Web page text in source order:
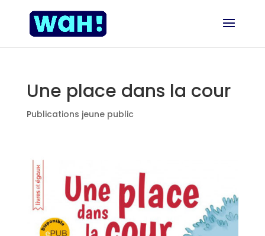
Une place dans la cour
Publications jeune public